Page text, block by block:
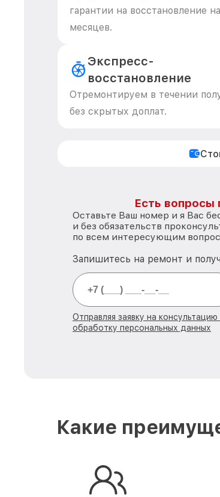
гарантии на восстановление
месяцев.
Экспресс-
восстановление
Отремонтируем в течении
без скрытых доплат.
Есть вопросы
Оставьте Ваш номер и я Вас
и без обязательств
по всем интересующим
Запишитесь на ремонт и
Отправляя заявку на
обработку персональных данных
Какие